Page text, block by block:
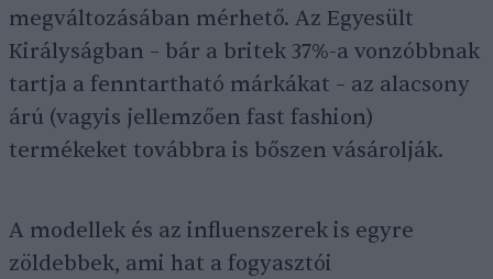
megváltozásában mérhető. Az Egyesült
Királyságban – bár a britek 37%-a vonzóbbnak
tartja a fenntartható márkákat – az alacsony
árú (vagyis jellemzően fast fashion)
termékeket továbbra is bőszen vásárolják.
A modellek és az influenszerek is egyre
zöldebbek, ami hat a fogyasztói